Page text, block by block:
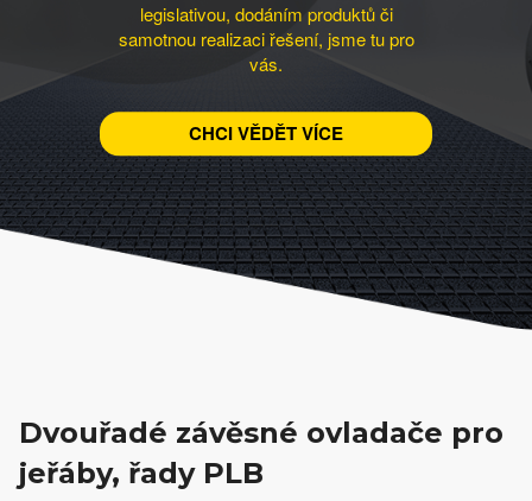
legislativou, dodáním produktů či
samotnou realizaci řešení, jsme tu pro
vás.
CHCI VĚDĚT VÍCE
Dvouřadé závěsné ovladače pro
jeřáby, řady PLB